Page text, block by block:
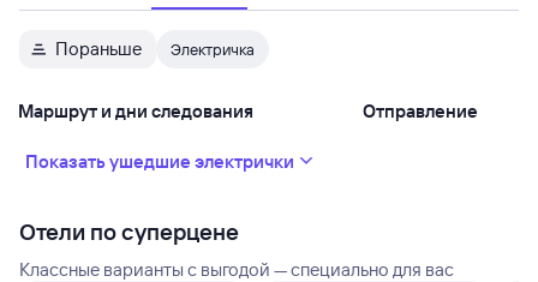
Пораньше Электричка
Маршрут и дни следования Отправление
Показать ушедшие электрички
Отели по суперцене
Классные варианты с выгодой — специально для вас